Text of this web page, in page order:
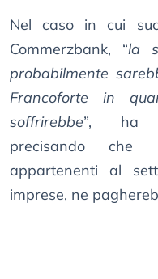
Nel caso in cui
Commerzbank, “la
probabilmente
Francoforte in
soffrirebbe”, ha
precisando che
appartenenti al
imprese, ne